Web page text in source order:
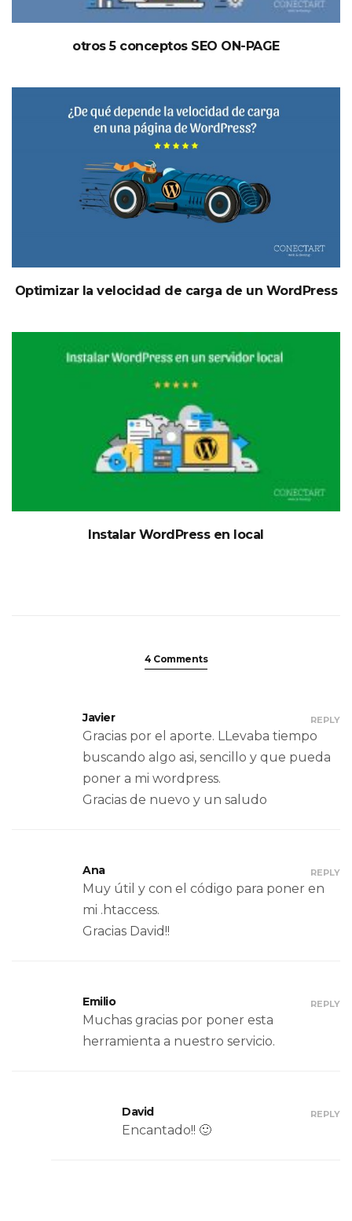
otros 5 conceptos SEO ON-PAGE
Optimizar la velocidad de carga de un WordPress
Instalar WordPress en local
4 Comments
Javier
Gracias por el aporte. LLevaba tiempo
buscando algo asi, sencillo y que pueda
poner a mi wordpress.
Gracias de nuevo y un saludo
REPLY
Ana
Muy útil y con el código para poner en
mi .htaccess.
Gracias David!!
REPLY
Emilio
Muchas gracias por poner esta
herramienta a nuestro servicio.
REPLY
David
Encantado!! 🙂
REPLY